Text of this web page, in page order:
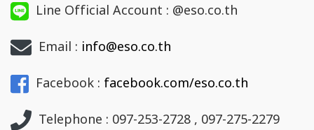
Line Official Account : @eso.co.th
Email : info@eso.co.th
Facebook : facebook.com/eso.co.th
Telephone : 097-253-2728 , 097-275-2279